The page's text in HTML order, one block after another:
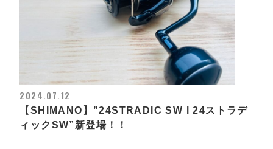
2024.07.12
【SHIMANO】”24STRADIC SW l 24ストラデ
ィックSW”新登場！！